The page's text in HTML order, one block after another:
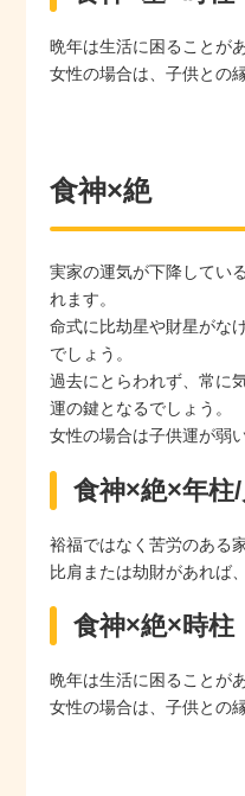
晩年は生活に困ることが
女性の場合は、子供との
食神×絶
実家の運気が下降してい
れます。
命式に比劫星や財星がな
でしょう。
過去にとらわれず、常に
運の鍵となるでしょう。
女性の場合は子供運が弱
食神×絶×年柱
裕福ではなく苦労のある
比肩または劫財があれば
食神×絶×時柱
晩年は生活に困ることが
女性の場合は、子供との